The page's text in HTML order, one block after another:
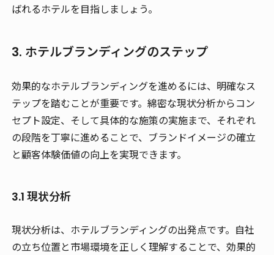
ばれるホテルを目指しましょう。
3. ホテルブランディングのステップ
効果的なホテルブランディングを進めるには、明確なス
テップを踏むことが重要です。綿密な現状分析からコン
セプト設定、そして具体的な施策の実施まで、それぞれ
の段階を丁寧に進めることで、ブランドイメージの確立
と顧客体験価値の向上を実現できます。
3.1 現状分析
現状分析は、ホテルブランディングの出発点です。自社
の立ち位置と市場環境を正しく理解することで、効果的